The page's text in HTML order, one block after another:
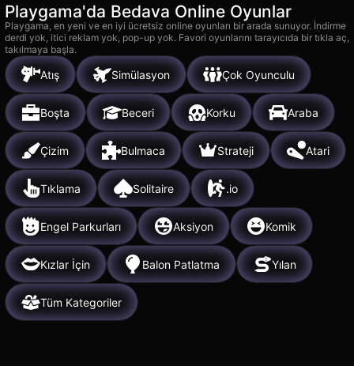
Playgama'da Bedava Online Oyunlar
Playgama, en yeni ve en iyi ücretsiz online oyunları bir arada sunuyor. İndirme
derdi yok, itici reklam yok, pop-up yok. Favori oyunlarını tarayıcıda bir tıkla aç,
takılmaya başla.
Atış Simülasyon Çok Oyunculu
Boşta Beceri Korku Araba
Çizim Bulmaca Strateji Atari
Tıklama Solitaire .io
Engel Parkurları Aksiyon Komik
Kızlar İçin Balon Patlatma Yılan
Tüm Kategoriler